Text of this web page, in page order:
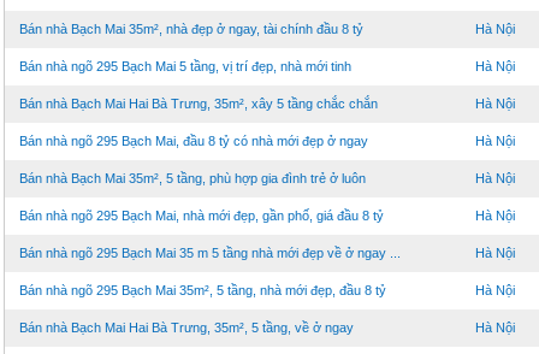
Bán nhà Bạch Mai 35m², nhà đẹp ở ngay, tài chính đầu 8 tỷ Hà Nội
Bán nhà ngõ 295 Bạch Mai 5 tầng, vị trí đẹp, nhà mới tinh Hà Nội
Bán nhà Bạch Mai Hai Bà Trưng, 35m², xây 5 tầng chắc chắn Hà Nội
Bán nhà ngõ 295 Bạch Mai, đầu 8 tỷ có nhà mới đẹp ở ngay Hà Nội
Bán nhà Bạch Mai 35m², 5 tầng, phù hợp gia đình trẻ ở luôn Hà Nội
Bán nhà ngõ 295 Bạch Mai, nhà mới đẹp, gần phố, giá đầu 8 tỷ Hà Nội
Bán nhà ngõ 295 Bạch Mai 35 m 5 tầng nhà mới đẹp về ở ngay ... Hà Nội
Bán nhà ngõ 295 Bạch Mai 35m², 5 tầng, nhà mới đẹp, đầu 8 tỷ Hà Nội
Bán nhà Bạch Mai Hai Bà Trưng, 35m², 5 tầng, về ở ngay Hà Nội